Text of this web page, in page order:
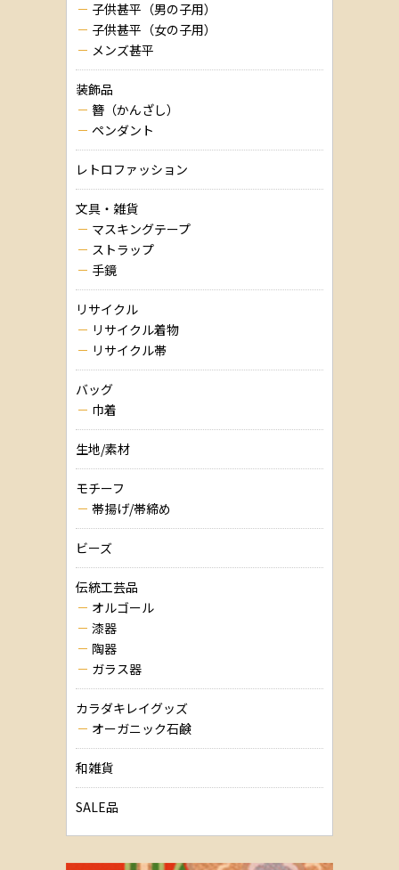
子供甚平（男の子用）
子供甚平（女の子用）
メンズ甚平
装飾品
簪（かんざし）
ペンダント
レトロファッション
文具・雑貨
マスキングテープ
ストラップ
手鏡
リサイクル
リサイクル着物
リサイクル帯
バッグ
巾着
生地/素材
モチーフ
帯揚げ/帯締め
ビーズ
伝統工芸品
オルゴール
漆器
陶器
ガラス器
カラダキレイグッズ
オーガニック石鹸
和雑貨
SALE品